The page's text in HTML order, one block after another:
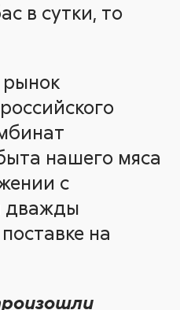
в сутки, то
нашего мяса
с
дважды
на